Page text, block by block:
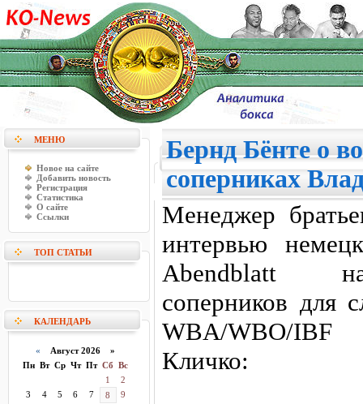
МЕНЮ
Новое на сайте
Добавить новость
Регистрация
Статистика
О сайте
Ссылки
ТОП СТАТЬИ
КАЛЕНДАРЬ
« Август 2026 »
Пн Вт Ср Чт Пт Сб Вс
1
2
3
4 5 6 7 8
9
Бернд Бёнте о
соперниках
Менеджер
интервью
Abendblatt
соперников для
WBA/WBO/
Кличко: